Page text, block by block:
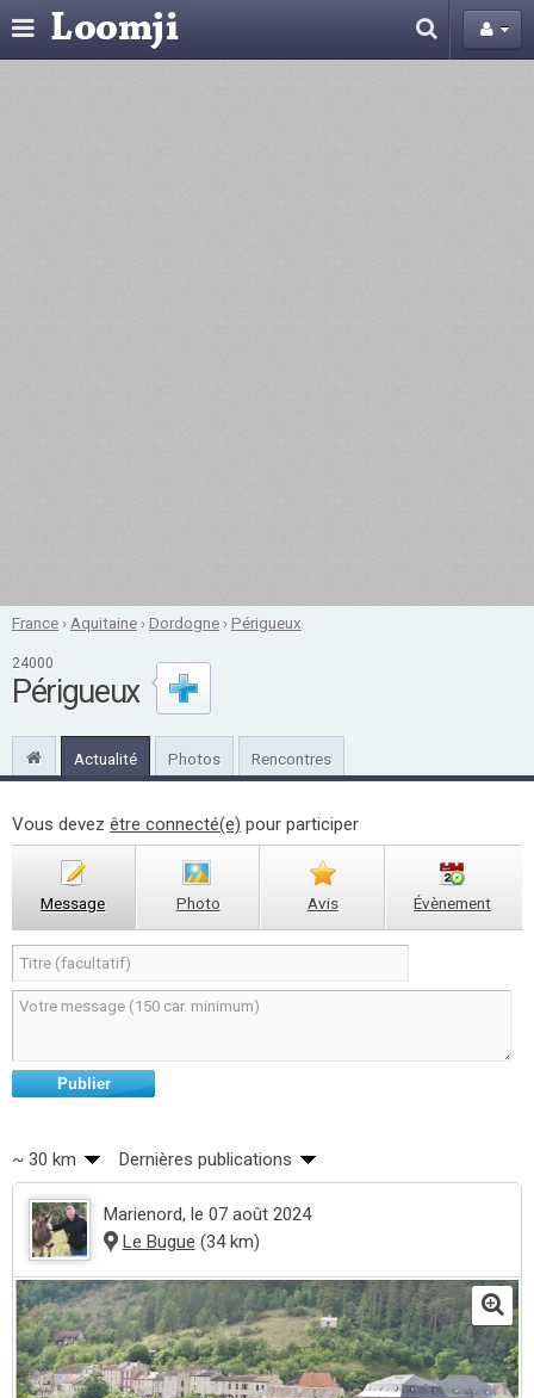
France › Aquitaine ›Dordogne ›Périgueux
24000
Périgueux
Actualité Photos Rencontres
Vous devez être connecté(e) pour participer
Message Photo Avis Évènement
Publier
~ 30 km Dernières publications
Marienord, le 07 août 2024
Le Bugue (34 km)